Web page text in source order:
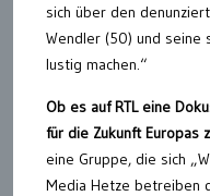
sich über den
Wendler (50) und seine
lustig machen.“
Ob es auf RTL eine
für die Zukunft Europas
eine Gruppe, die sich
Media Hetze betreiben